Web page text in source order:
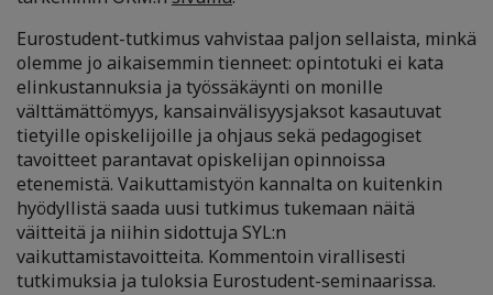
Eurostudent-tutkimus vahvistaa paljon sellaista, minkä
olemme jo aikaisemmin tienneet: opintotuki ei kata
elinkustannuksia ja työssäkäynti on monille
välttämättömyys, kansainvälisyysjaksot kasautuvat
tietyille opiskelijoille ja ohjaus sekä pedagogiset
tavoitteet parantavat opiskelijan opinnoissa
etenemistä. Vaikuttamistyön kannalta on kuitenkin
hyödyllistä saada uusi tutkimus tukemaan näitä
väitteitä ja niihin sidottuja SYL:n
vaikuttamistavoitteita. Kommentoin virallisesti
tutkimuksia ja tuloksia Eurostudent-seminaarissa.